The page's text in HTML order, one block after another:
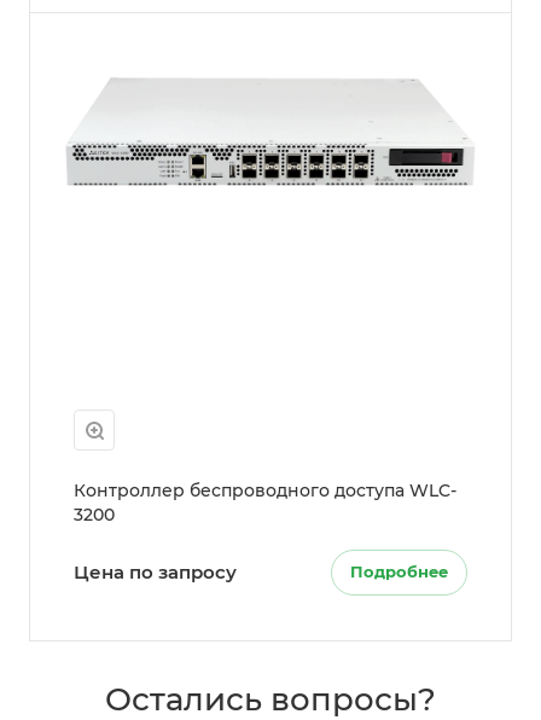
Контроллер беспроводного доступа WLC-
3200
Цена по запросу Подробнее
Остались вопросы?